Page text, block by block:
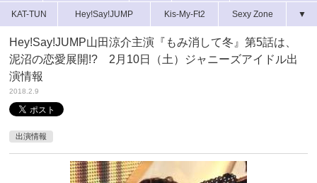
KAT-TUN Hey!Say!JUMP Kis-My-Ft2 Sexy Zone ▼
Hey!Say!JUMP山田涼介主演『もみ消して冬』第5話は、
泥沼の恋愛展開!? 2月10日（土）ジャニーズアイドル出
演情報
2018.2.9
出演情報